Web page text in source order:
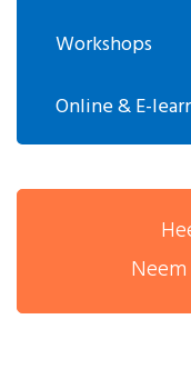
Workshops
Online & E-